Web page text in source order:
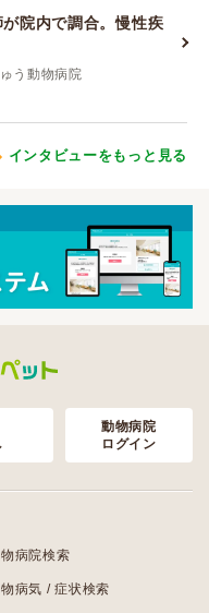
院内で調合。慢性疾
う動物病院
インタビューをもっと見る
動物病院
ログイン
病院検索
病気 / 症状検索